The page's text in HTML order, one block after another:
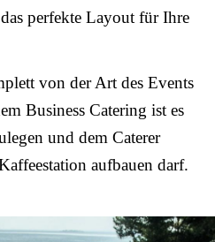
perfekte Layout für Ihre
von der Art des Events
Business Catering ist es
und dem Caterer
aufbauen darf.